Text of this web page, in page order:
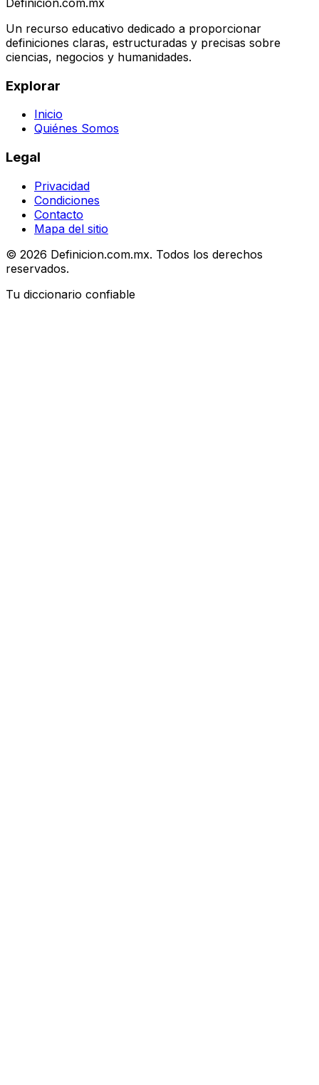
Un recurso educativo dedicado a proporcionar
definiciones claras, estructuradas y precisas sobre
ciencias, negocios y humanidades.
Explorar
Inicio
Quiénes Somos
Legal
Privacidad
Condiciones
Contacto
Mapa del sitio
© 2026 Definicion.com.mx. Todos los derechos
reservados.
Tu diccionario confiable